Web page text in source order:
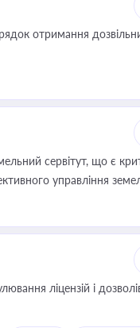
отримання
сервітут, що є
управління
ліцензій і